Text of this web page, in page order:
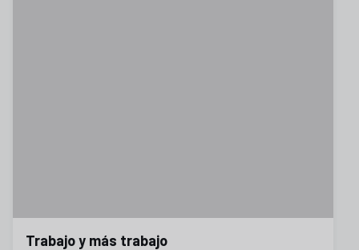
Trabajo y más trabajo